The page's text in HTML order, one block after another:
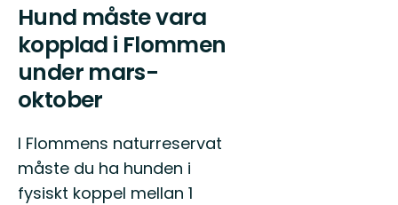
Hund måste vara
kopplad i Flommen
under mars-
oktober
I Flommens naturreservat
måste du ha hunden i
fysiskt koppel mellan 1